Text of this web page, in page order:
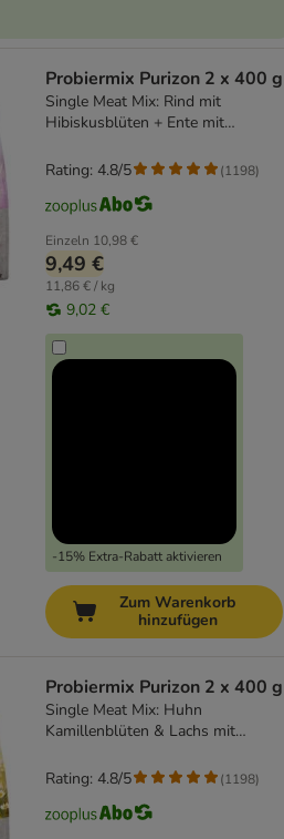
Probiermix Purizon 2 x 400 g
Single Meat Mix: Rind mit
Hibiskusblüten + Ente mit
Einzeln 10,98 €
9,49 €
11,86 € / kg
9,02 €
-15% Extra-Rabatt aktivieren
Rating: 4.8/5 (1198)
Zum Warenkorb
hinzufügen
Probiermix Purizon 2 x 400 g
Single Meat Mix: Huhn
Kamillenblüten & Lachs mit
Rating: 4.8/5 (1198)